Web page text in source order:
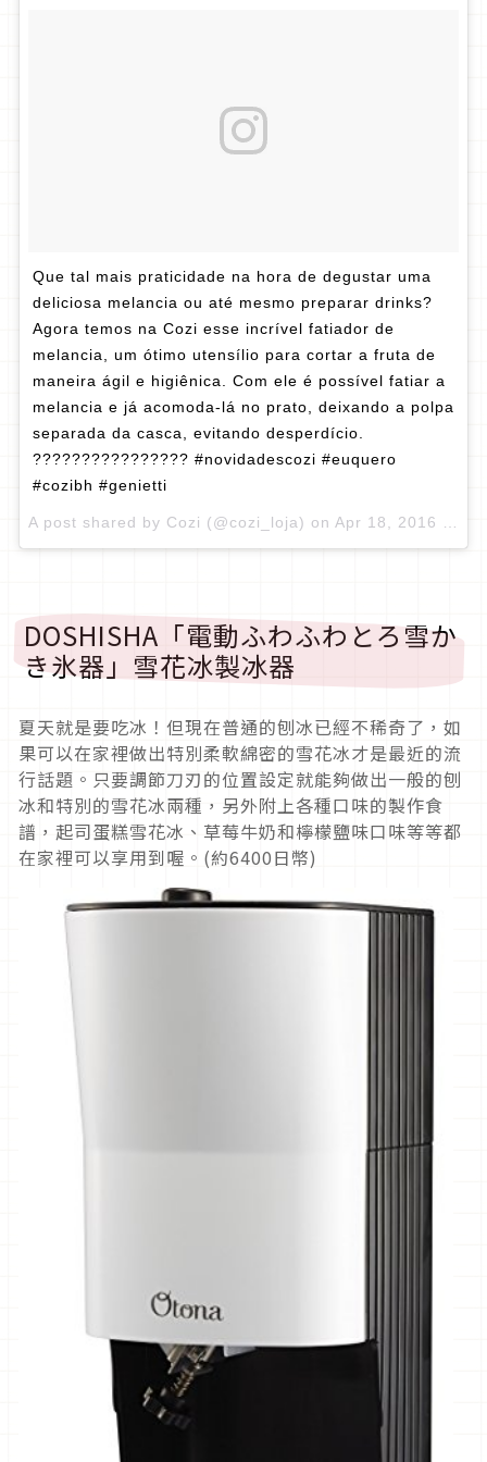
Que tal mais praticidade na hora de degustar uma
deliciosa melancia ou até mesmo preparar drinks?
Agora temos na Cozi esse incrível fatiador de
melancia, um ótimo utensílio para cortar a fruta de
maneira ágil e higiênica. Com ele é possível fatiar a
melancia e já acomoda-lá no prato, deixando a polpa
separada da casca, evitando desperdício.
???????????????? #novidadescozi #euquero
#cozibh #genietti
A post shared by Cozi (@cozi_loja) on Apr 18, 2016 at 12:53pm PDT
DOSHISHA「電動ふわふわとろ雪か
き氷器」雪花冰製冰器
夏天就是要吃冰！但現在普通的刨冰已經不稀奇了，如
果可以在家裡做出特別柔軟綿密的雪花冰才是最近的流
行話題。只要調節刀刃的位置設定就能夠做出一般的刨
冰和特別的雪花冰兩種，另外附上各種口味的製作食
譜，起司蛋糕雪花冰、草莓牛奶和檸檬鹽味口味等等都
在家裡可以享用到喔。(約6400日幣)